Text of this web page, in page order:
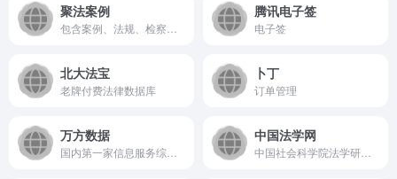
聚法案例 腾讯电子签
电子签
北大法宝
老牌付费法律数据库
卜丁
订单管理
万方数据 中国法学网